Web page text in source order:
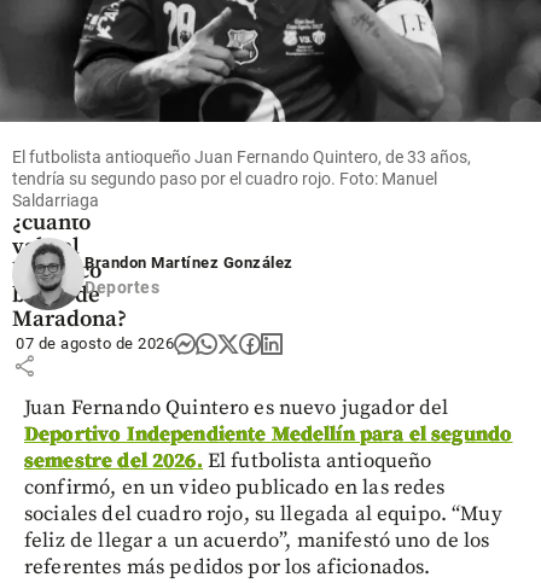
Fútbol
La pelota
de la
‘Mano de
Dios’ sale a
subasta:
¿cuánto
vale el
histórico
balón de
Maradona?
share
El futbolista antioqueño Juan Fernando Quintero, de 33 años,
tendría su segundo paso por el cuadro rojo. Foto: Manuel
Saldarriaga
Brandon Martínez González
Deportes
07 de agosto de 2026
Juan Fernando Quintero es nuevo jugador del
Deportivo Independiente Medellín para el segundo
semestre del 2026. El futbolista antioqueño
confirmó, en un video publicado en las redes
sociales del cuadro rojo, su llegada al equipo. “Muy
feliz de llegar a un acuerdo”, manifestó uno de los
referentes más pedidos por los aficionados.